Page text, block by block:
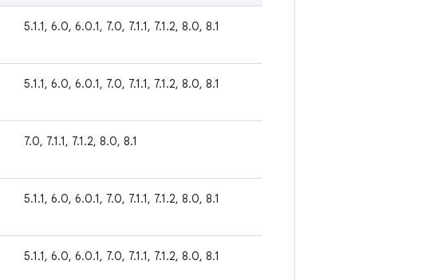
5.1.1, 6.0, 6.0.1, 7.0, 7.1.1, 7.1.2, 8.0, 8.1
5.1.1, 6.0, 6.0.1, 7.0, 7.1.1, 7.1.2, 8.0, 8.1
7.0, 7.1.1, 7.1.2, 8.0, 8.1
5.1.1, 6.0, 6.0.1, 7.0, 7.1.1, 7.1.2, 8.0, 8.1
5.1.1, 6.0, 6.0.1, 7.0, 7.1.1, 7.1.2, 8.0, 8.1